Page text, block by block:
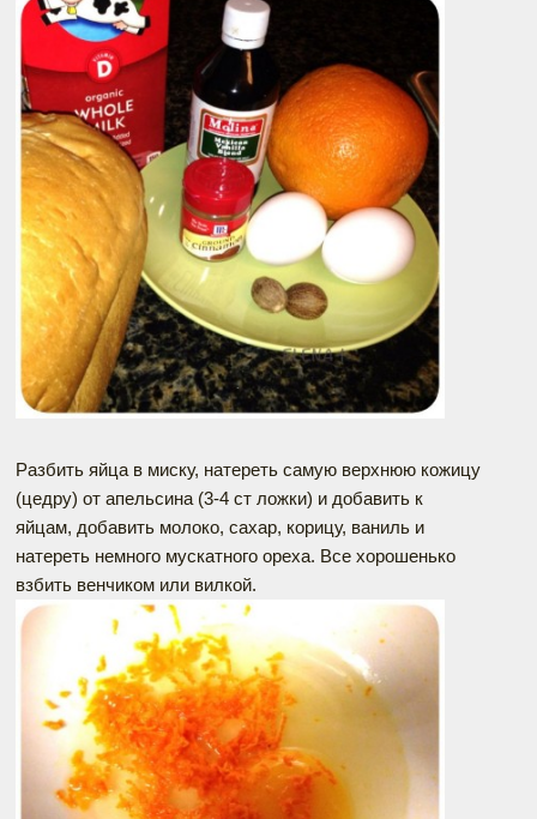
Разбить яйца в миску, натереть самую верхнюю кожицу
(цедру) от апельсина (3-4 ст ложки) и добавить к
яйцам, добавить молоко, сахар, корицу, ваниль и
натереть немного мускатного ореха. Все хорошенько
взбить венчиком или вилкой.